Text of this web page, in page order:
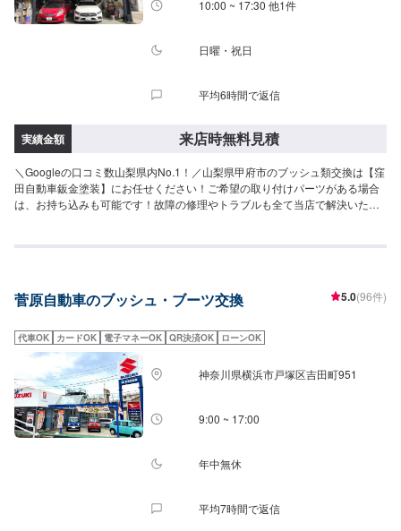
10:00 ~ 17:30 他1件
日曜・祝日
平均6時間で返信
実績金額 来店時無料見積
＼Googleの口コミ数山梨県内No.1！／山梨県甲府市のブッシュ類交換は【窪
田自動車鈑金塗装】にお任せください！ご希望の取り付けパーツがある場合
は、お持ち込みも可能です！故障の修理やトラブルも全て当店で解決いたし
教育にも力を入れておりますので、お客様の疑問や不安にご納得いただくま
だければ作業開始【4】仕上がり次第納車《代車について》修理・メンテナン
だきます。【定休日・営業時間】定休日：日曜日、祝日営業時間：
9:00~18:00
菅原自動車のブッシュ・ブーツ交換 5.0(96件)
代車OK カードOK 電子マネーOK QR決済OK ローンOK
神奈川県横浜市戸塚区吉田町951
9:00 ~ 17:00
年中無休
平均7時間で返信